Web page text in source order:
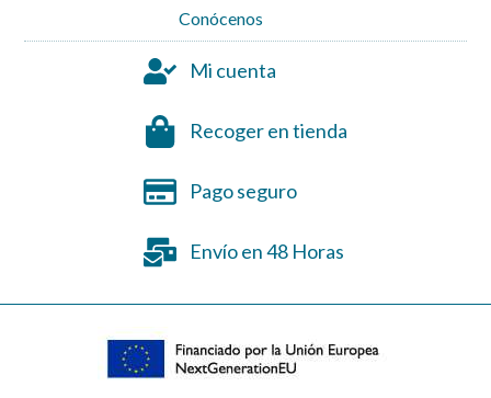
Conócenos
Mi cuenta
Recoger en tienda
Pago seguro
Envío en 48 Horas